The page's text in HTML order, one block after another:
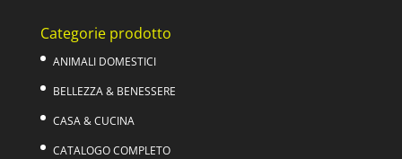
Categorie prodotto
ANIMALI DOMESTICI
BELLEZZA & BENESSERE
CASA & CUCINA
CATALOGO COMPLETO